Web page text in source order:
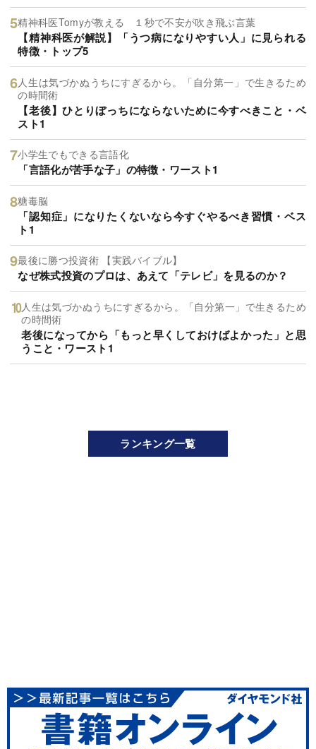
精神科医Tomyが教える １秒で不安が吹き飛ぶ言葉
【精神科医が解説】「うつ病になりやすい人」に見られる
特徴・トップ5
人生は気づかぬうちにすぎるから。「自分第一」で生きるため
の時間術
【老後】ひとりぼっちにならないために今すべきこと・ベ
スト1
小学生でもできる言語化
「言語化が苦手な子」の特徴・ワースト1
糖毒脳
「認知症」になりたくないなら今すぐやるべき習慣・ベス
ト1
最後に勝つ投資術 【実践バイブル】
なぜ株式投資のプロは、あえて「テレビ」を見るのか？
人生は気づかぬうちにすぎるから。「自分第一」で生きるため
の時間術
老後になってから「もっと早くしておけばよかった」と思
うこと・ワースト1
ランキング一覧